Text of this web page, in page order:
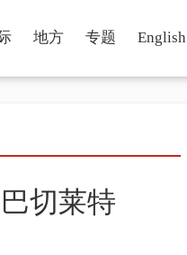
地方 专题 English
切莱特